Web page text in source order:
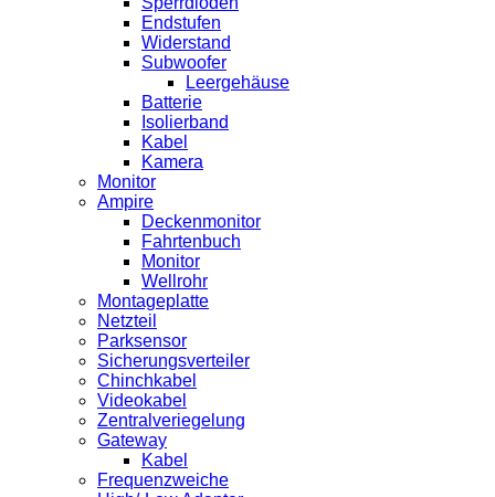
Endstufen
Widerstand
Subwoofer
Leergehäuse
Batterie
Isolierband
Kabel
Kamera
Monitor
Ampire
Deckenmonitor
Fahrtenbuch
Monitor
Wellrohr
Montageplatte
Netzteil
Parksensor
Sicherungsverteiler
Chinchkabel
Videokabel
Zentralveriegelung
Gateway
Kabel
Frequenzweiche